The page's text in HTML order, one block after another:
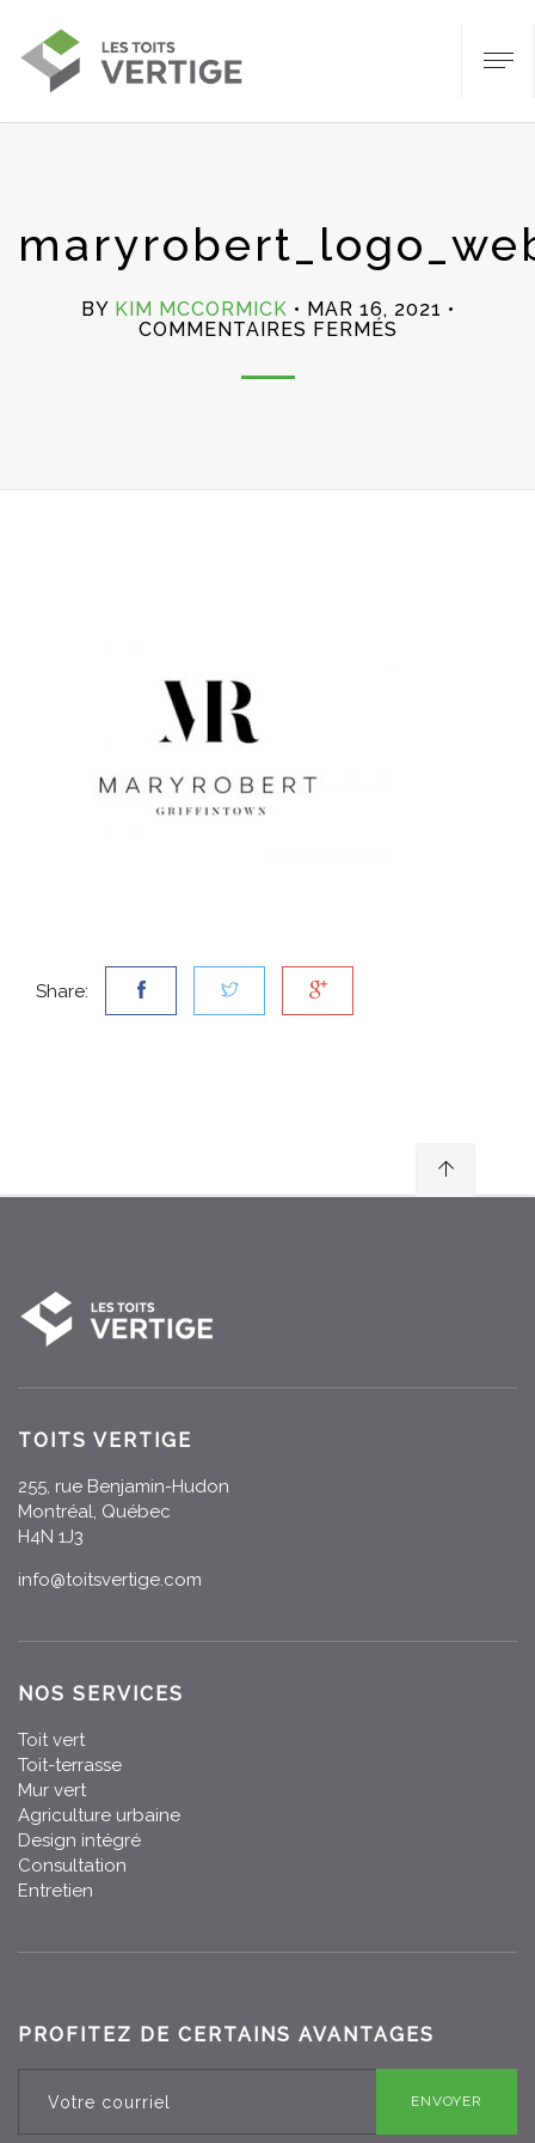
BY KIM MCCORMICK
MAR 16, 2021
COMMENTAIRES FERMÉS
Share:
TOITS VERTIGE
255, rue Benjamin-Hudon
Montréal, Québec
H4N 1J3
info@toitsvertige.com
NOS SERVICES
Toit vert
Toit-terrasse
Mur vert
Agriculture urbaine
Design intégré
Consultation
Entretien
PROFITEZ DE CERTAINS AVANTAGES
ENVOYER